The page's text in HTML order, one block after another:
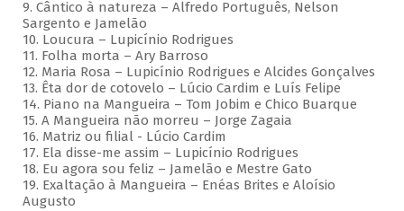
9. Cântico à natureza – Alfredo Português, Nelson
Sargento e Jamelão
10. Loucura – Lupicínio Rodrigues
11. Folha morta – Ary Barroso
12. Maria Rosa – Lupicínio Rodrigues e Alcides Gonçalves
13. Êta dor de cotovelo – Lúcio Cardim e Luís Felipe
14. Piano na Mangueira – Tom Jobim e Chico Buarque
15. A Mangueira não morreu – Jorge Zagaia
16. Matriz ou filial - Lúcio Cardim
17. Ela disse-me assim – Lupicínio Rodrigues
18. Eu agora sou feliz – Jamelão e Mestre Gato
19. Exaltação à Mangueira – Enéas Brites e Aloísio
Augusto